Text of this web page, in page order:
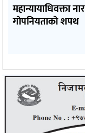
महान्यायाधिवक्ता
गोपनियताको शपथ